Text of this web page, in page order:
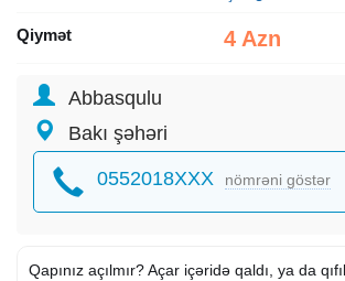
Qiymət 4 Azn
Abbasqulu
Bakı şəhəri
0552018XXX nömrəni göstər
Qapınız açılmır? Açar içəridə qaldı, ya da